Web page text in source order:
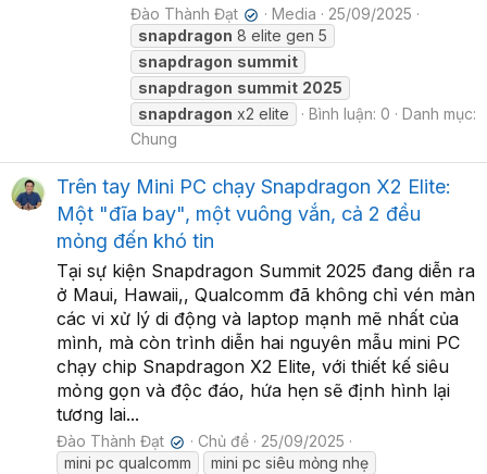
Đào Thành Đạt ✔ Media
25/09/2025
snapdragon 8 elite gen 5
snapdragon summit
snapdragon summit 2025
snapdragon x2 elite Bình luận: 0
Danh mục:
Chung
Trên tay Mini PC chạy Snapdragon X2 Elite:
Một "đĩa bay", một vuông vắn, cả 2 đều
mỏng đến khó tin
Tại sự kiện Snapdragon Summit 2025 đang diễn ra
ở Maui, Hawaii,, Qualcomm đã không chỉ vén màn
các vi xử lý di động và laptop mạnh mẽ nhất của
mình, mà còn trình diễn hai nguyên mẫu mini PC
chạy chip Snapdragon X2 Elite, với thiết kế siêu
mỏng gọn và độc đáo, hứa hẹn sẽ định hình lại
tương lai...
Đào Thành Đạt ✔ Chủ đề
25/09/2025
mini pc qualcomm
mini pc siêu mỏng nhẹ